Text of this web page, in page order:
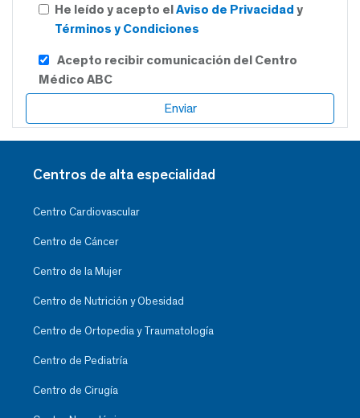
He leído y acepto elAviso de Privacidad y
Términos y Condiciones
Acepto recibir comunicación del Centro
Médico ABC
Centros de alta especialidad
Centro Cardiovascular
Centro de Cáncer
Centro de la Mujer
Centro de Nutrición y Obesidad
Centro de Ortopedia y Traumatología
Centro de Pediatría
Centro de Cirugía